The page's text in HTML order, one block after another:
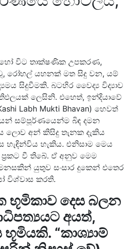
විට තාක්ෂණික උපකරණ,
රෝහල් යහනක් මත සිදු වන, යම්
සිදුවීමකි. බටහිර වෛද්‍ය විද්‍යාව
ලෙසිනි. එහෙත්, ඉන්දියාවේ
Labh Mukti Bhavan) හෙවත්
සම්පූර්ණයෙන්ම බිඳ දමන
අන් කිසිදු තැනක දැකිය
හැකිය. එනිසාම මෙය
වී තිබේ. ඒ අනුව මෙම
යුතුව සංසාර දුකෙන් එතෙර
විශ්වාස කරති.
භූමිකාව දෙස බලන
අයත්,
“කාශ්‍යාම්